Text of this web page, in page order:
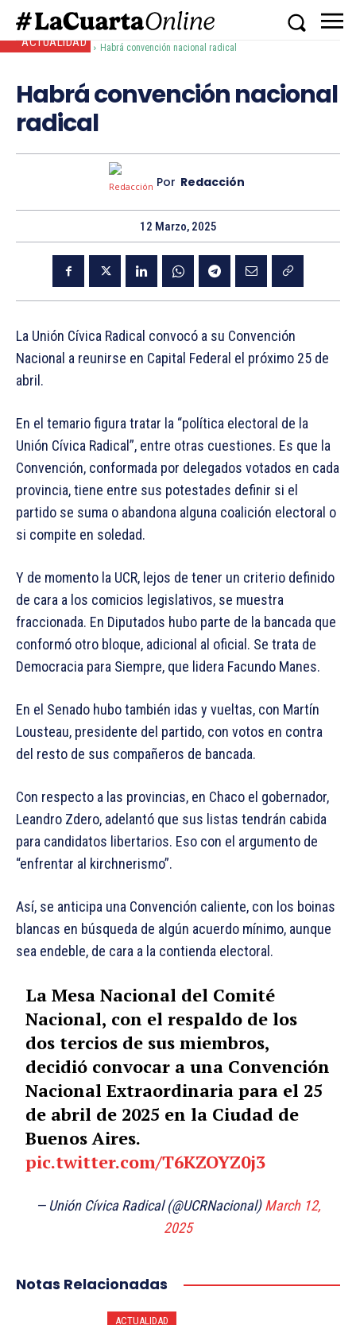
Inicio Actualidad Habrá convención nacional radical
ACTUALIDAD
Habrá convención nacional
radical
Por Redacción
12 Marzo, 2025
La Unión Cívica Radical convocó a su Convención
Nacional a reunirse en Capital Federal el próximo 25 de
abril.
En el temario figura tratar la “política electoral de la
Unión Cívica Radical”, entre otras cuestiones. Es que la
Convención, conformada por delegados votados en cada
provincia, tiene entre sus potestades definir si el
partido se suma o abandona alguna coalición electoral o
si compite en soledad.
Y de momento la UCR, lejos de tener un criterio definido
de cara a los comicios legislativos, se muestra
fraccionada. En Diputados hubo parte de la bancada que
conformó otro bloque, adicional al oficial. Se trata de
Democracia para Siempre, que lidera Facundo Manes.
En el Senado hubo también idas y vueltas, con Martín
Lousteau, presidente del partido, con votos en contra
del resto de sus compañeros de bancada.
Con respecto a las provincias, en Chaco el gobernador,
Leandro Zdero, adelantó que sus listas tendrán cabida
para candidatos libertarios. Eso con el argumento de
“enfrentar al kirchnerismo”.
Así, se anticipa una Convención caliente, con los boinas
blancas en búsqueda de algún acuerdo mínimo, aunque
sea endeble, de cara a la contienda electoral.
La Mesa Nacional del Comité
Nacional, con el respaldo de los
dos tercios de sus miembros,
decidió convocar a una Convención
Nacional Extraordinaria para el 25
de abril de 2025 en la Ciudad de
Buenos Aires.
pic.twitter.com/T6KZOYZ0j3
— Unión Cívica Radical (@UCRNacional)March 12,
2025
Notas Relacionadas
ACTUALIDAD